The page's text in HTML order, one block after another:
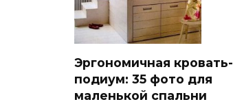
Эргономичная кровать-
подиум: 35 фото для
маленькой спальни